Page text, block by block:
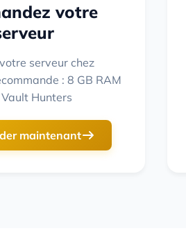
votre
serveur chez
: 8 GB RAM
Hunters
maintenant